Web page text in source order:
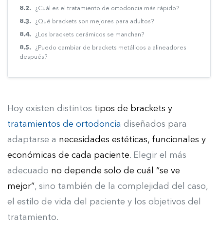
¿Cuál es el tratamiento de ortodoncia más rápido?
¿Qué brackets son mejores para adultos?
¿Los brackets cerámicos se manchan?
¿Puedo cambiar de brackets metálicos a alineadores
después?
Hoy existen distintos tipos de brackets y
tratamientos de ortodoncia diseñados para
adaptarse a necesidades estéticas, funcionales y
económicas de cada paciente. Elegir el más
adecuado no depende solo de cuál “se ve
mejor”, sino también de la complejidad del caso,
el estilo de vida del paciente y los objetivos del
tratamiento.